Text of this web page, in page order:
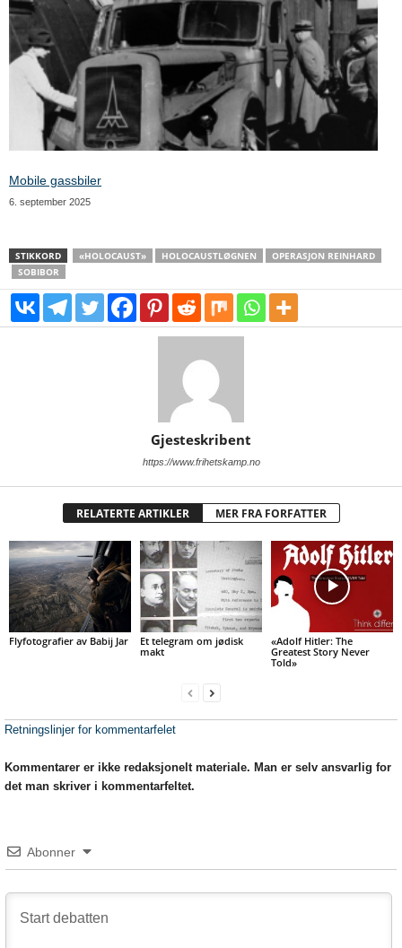
Mobile gassbiler
6. september 2025
STIKKORD «HOLOCAUST» HOLOCAUSTLØGNEN
OPERASJON REINHARD
SOBIBOR
Gjesteskribent
https://www.frihetskamp.no
RELATERTE ARTIKLER MER FRA FORFATTER
Flyfotografier av Babij Jar
Et telegram om jødisk
makt
«Adolf Hitler: The
Greatest Story Never
Told»
Retningslinjer for kommentarfelet
Kommentarer er ikke redaksjonelt materiale. Man er selv ansvarlig for
det man skriver i kommentarfeltet.
Abonner